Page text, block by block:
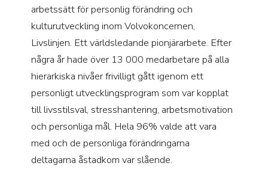
arbetssätt för personlig förändring och
kulturutveckling inom Volvokoncernen,
Livslinjen. Ett världsledande pionjärarbete. Efter
några år hade över 13 000 medarbetare på alla
hierarkiska nivåer frivilligt gått igenom ett
personligt utvecklingsprogram som var kopplat
till livsstilsval, stresshantering, arbetsmotivation
och personliga mål. Hela 96% valde att vara
med och de personliga förändringarna
deltagarna åstadkom var slående.